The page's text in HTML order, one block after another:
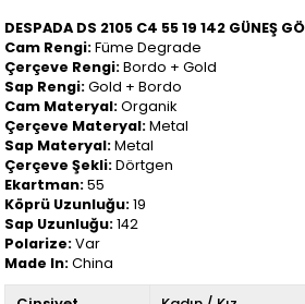
DESPADA DS 2105 C4 55 19 142 GÜNEŞ
Cam Rengi:Füme Degrade
Çerçeve Rengi:Bordo + Gold
Sap Rengi:Gold + Bordo
Cam Materyal:Organik
Çerçeve Materyal:Metal
Sap Materyal:Metal
Çerçeve Şekli:Dörtgen
Ekartman:55
Köprü Uzunluğu:19
Sap Uzunluğu:142
Polarize:Var
Made In:China